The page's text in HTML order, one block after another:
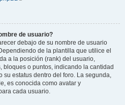
de usuario?
debajo de su nombre de usuario
de la plantilla que utilice el
a la posición (rank) del usuario,
bloques o puntos, indicando la cantidad
su estatus dentro del foro. La segunda,
es conocida como avatar y
cada usuario.